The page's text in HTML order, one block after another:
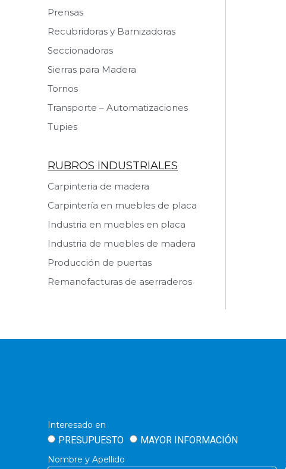
Prensas
Recubridoras y Barnizadoras
Seccionadoras
Sierras para Madera
Tornos
Transporte – Automatizaciones
Tupies
RUBROS INDUSTRIALES
Carpinteria de madera
Carpintería en muebles de placa
Industria en muebles en placa
Industria de muebles de madera
Producción de puertas
Remanofacturas de aserraderos
Interesado en
PRESUPUESTO MAYOR INFORMACIÓN
Nombre y Apellido